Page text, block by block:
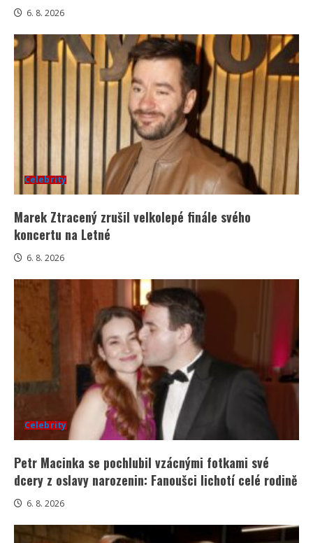
6. 8. 2026
Celebrity
Marek Ztracený zrušil velkolepé finále svého
koncertu na Letné
6. 8. 2026
Celebrity
Petr Macinka se pochlubil vzácnými fotkami své
dcery z oslavy narozenin: Fanoušci lichotí celé rodině
6. 8. 2026